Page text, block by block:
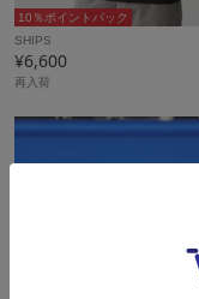
10％ポイントバック
SHIPS
¥6,600
再入荷